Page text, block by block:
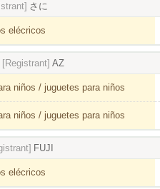
さに
elécricos
[Registrant] AZ
niños / juguetes para niños
niños / juguetes para niños
FUJI
elécricos